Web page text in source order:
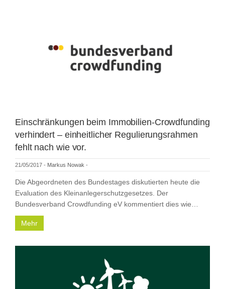
Einschränkungen beim Immobilien-Crowdfunding
verhindert – einheitlicher Regulierungsrahmen
fehlt nach wie vor.
21/05/2017 - Markus Nowak -
Die Abgeordneten des Bundestages diskutierten heute die
Evaluation des Kleinanlegerschutzgesetzes. Der
Bundesverband Crowdfunding eV kommentiert dies wie…
Mehr